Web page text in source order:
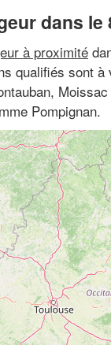
dans le
à proximité
qualifiés sont à
Pompignan.